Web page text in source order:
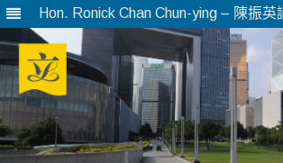
Hon. Ronick Chan Chun-ying – 陳振